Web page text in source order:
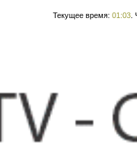
Текущее время: 01:03